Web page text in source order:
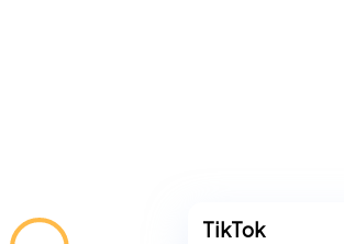
TikTok